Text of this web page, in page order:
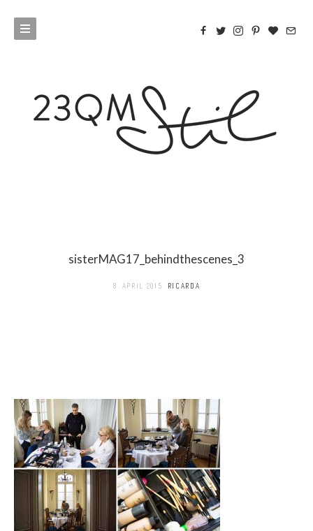
sisterMAG17_behindthescenes_3
8. APRIL 2015 RICARDA